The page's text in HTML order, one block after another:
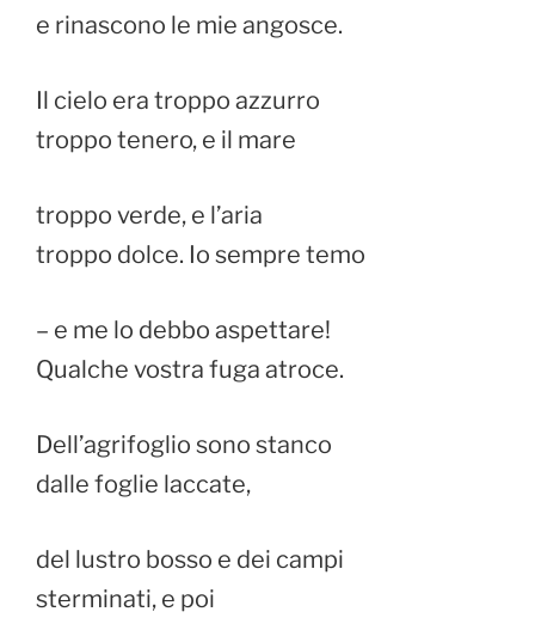
e rinascono le mie angosce.
Il cielo era troppo azzurro
troppo tenero, e il mare
troppo verde, e l’aria
troppo dolce. Io sempre temo
– e me lo debbo aspettare!
Qualche vostra fuga atroce.
Dell’agrifoglio sono stanco
dalle foglie laccate,
del lustro bosso e dei campi
sterminati, e poi